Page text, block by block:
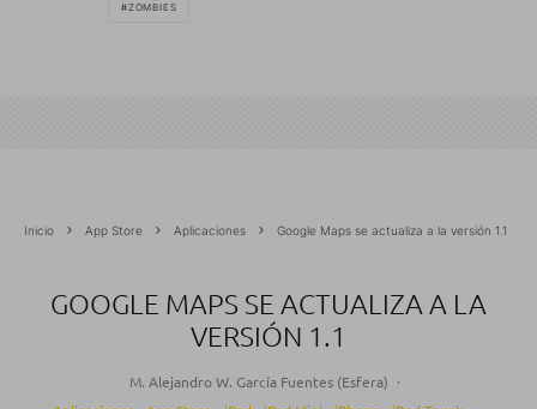
ZOMBIES
Inicio App Store Aplicaciones Google Maps se actualiza a la versión 1.1
GOOGLE MAPS SE ACTUALIZA A LA
VERSIÓN 1.1
M. Alejandro W. García Fuentes (Esfera) ·